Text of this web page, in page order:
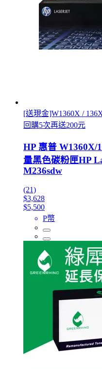
[送現金]W1360X /
回購5次再送200元
HP 惠普 W1360X/
量黑色碳粉匣HP
M236sdw
(21)
$3,628
$5,500
P幣